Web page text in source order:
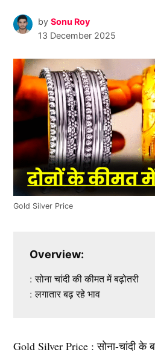
by Sonu Roy
13 December 2025
Gold Silver Price
Overview:
: सोना चांदी की कीमत में बढ़ोतरी
: लगातार बढ़ रहे भाव
Gold Silver Price : सोना-चांदी के